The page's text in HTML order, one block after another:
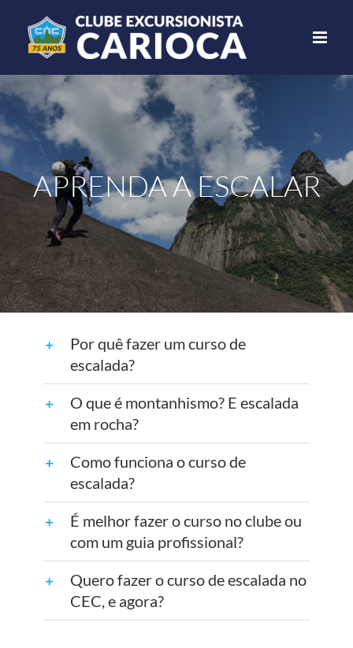
conteúdo
APRENDA A ESCALAR
Por quê fazer um curso de
escalada?
O que é montanhismo? E escalada
em rocha?
Como funciona o curso de
escalada?
É melhor fazer o curso no clube ou
com um guia profissional?
Quero fazer o curso de escalada no
CEC, e agora?